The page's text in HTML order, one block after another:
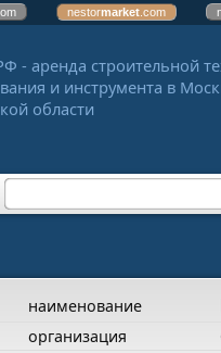
nestormarket .com
- аренда строительной
и инструмента в
области
наименование
организация